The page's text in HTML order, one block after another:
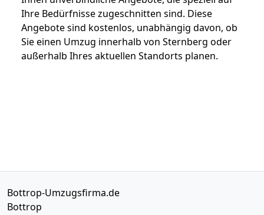
Ihre Bedürfnisse zugeschnitten sind. Diese
Angebote sind kostenlos, unabhängig davon, ob
Sie einen Umzug innerhalb von Sternberg oder
außerhalb Ihres aktuellen Standorts planen.
Bottrop-Umzugsfirma.de
Bottrop